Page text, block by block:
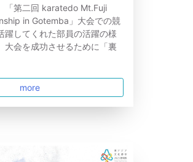
「第二回 karatedo Mt.Fuji
in Gotemba」大会での競
躍してくれた部員の活躍の様
大会を成功させるために「裏
more